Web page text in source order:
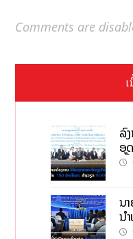
Comments are
ລົ
ອຸ
ເ
ນ
ນ
ທຶ